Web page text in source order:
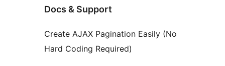
Docs & Support
Create AJAX Pagination Easily (No
Hard Coding Required)